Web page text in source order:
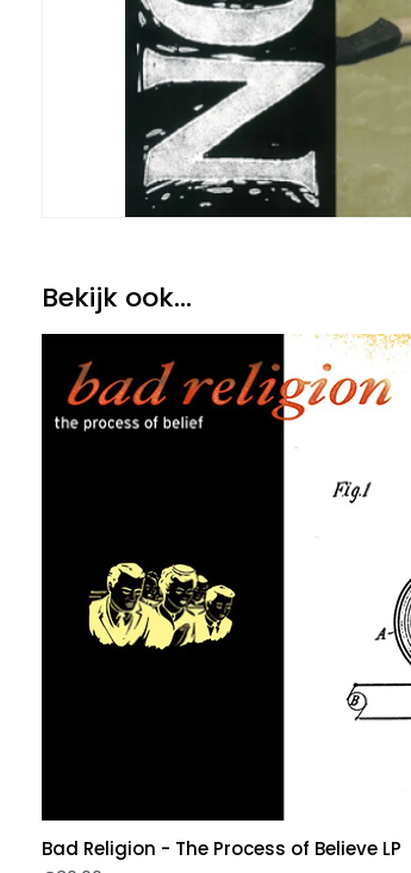
Bekijk ook...
Bad Religion - The Process of Believe LP